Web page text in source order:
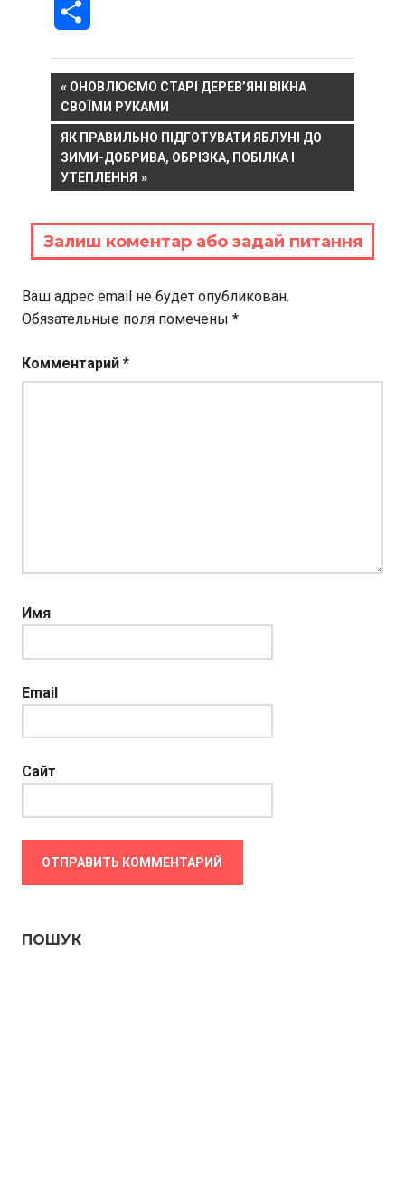
Навигация
по
записям
PREVIOUS
POST:
ОНОВЛЮЄМО СТАРІ ДЕРЕВ’ЯНІ ВІКНА
СВОЇМИ РУКАМИ
NEXT
POST:
ЯК ПРАВИЛЬНО ПІДГОТУВАТИ ЯБЛУНІ ДО
ЗИМИ-ДОБРИВА, ОБРІЗКА, ПОБІЛКА І
УТЕПЛЕННЯ
Залиш коментар або задай питання
Ваш адрес email не будет опубликован.
Обязательные поля помечены *
Комментарий *
Имя
Email
Сайт
ПОШУК